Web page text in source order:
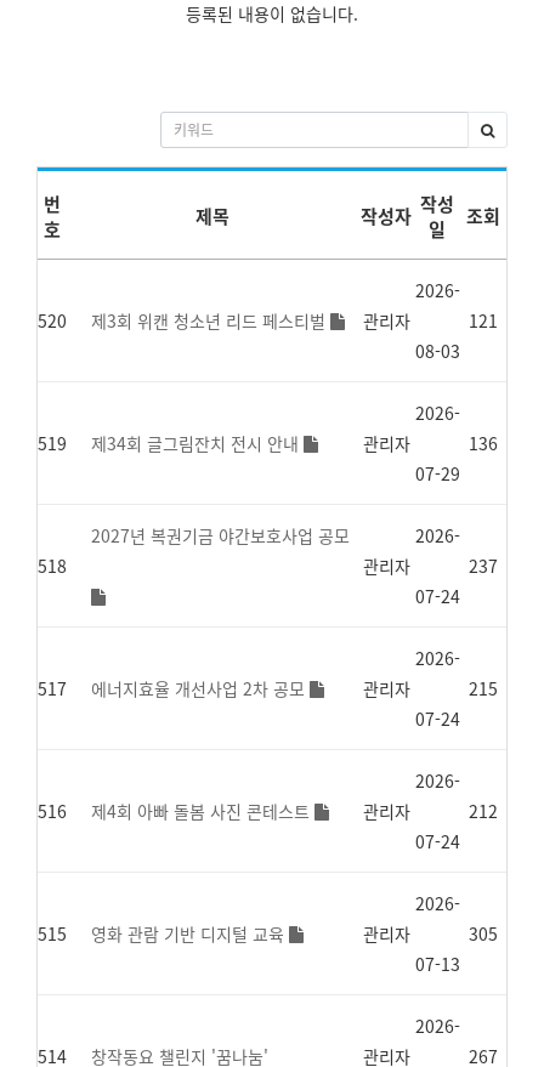
등록된 내용이 없습니다.
번
호
제목 작성자 작성
일
조회
520 제3회 위캔 청소년 리드 페스티벌 관리자
2026-
08-03
121
519 제34회 글그림잔치 전시 안내 관리자
2026-
07-29
136
518
2027년 복권기금 야간보호사업 공모
관리자
2026-
07-24
237
517 에너지효율 개선사업 2차 공모 관리자
2026-
07-24
215
516 제4회 아빠 돌봄 사진 콘테스트 관리자
2026-
07-24
212
515 영화 관람 기반 디지털 교육 관리자
2026-
07-13
305
514 창작동요 챌린지 '꿈나눔' 관리자
2026-
267